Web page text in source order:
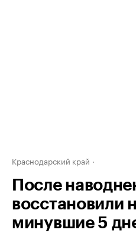
Краснодарский край
После
восстановили
минувшие 5